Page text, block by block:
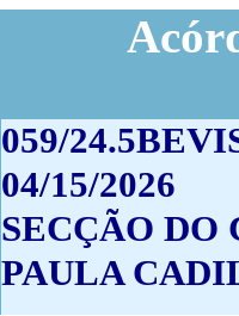
059/
04/15/2026
SECÇÃO DO
PAULA